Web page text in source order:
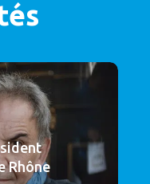
Rhône